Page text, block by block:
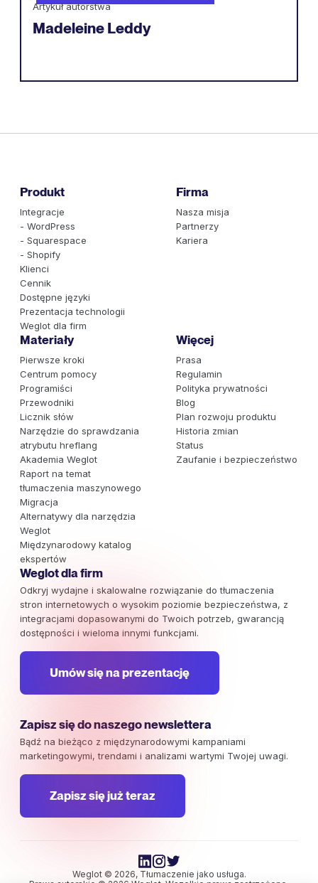
Artykuł autorstwa
Madeleine Leddy
Produkt
Integracje
- WordPress
- Squarespace
- Shopify
Klienci
Cennik
Dostępne języki
Prezentacja technologii
Weglot dla firm
Firma
Nasza misja
Partnerzy
Kariera
Materiały
Pierwsze kroki
Centrum pomocy
Programiści
Przewodniki
Licznik słów
Narzędzie do sprawdzania
atrybutu hreflang
Akademia Weglot
Raport na temat
tłumaczenia maszynowego
Migracja
Alternatywy dla narzędzia
Weglot
Międzynarodowy katalog
ekspertów
Więcej
Prasa
Regulamin
Polityka prywatności
Blog
Plan rozwoju produktu
Historia zmian
Status
Zaufanie i bezpieczeństwo
Weglot dla firm
Odkryj wydajne i skalowalne rozwiązanie do tłumaczenia
stron internetowych o wysokim poziomie bezpieczeństwa, z
integracjami dopasowanymi do Twoich potrzeb, gwarancją
dostępności i wieloma innymi funkcjami.
Umów się na prezentację
Zapisz się do naszego newslettera
Bądź na bieżąco z międzynarodowymi kampaniami
marketingowymi, trendami i analizami wartymi Twojej uwagi.
Zapisz się już teraz
Weglot © 2026, Tłumaczenie jako usługa.